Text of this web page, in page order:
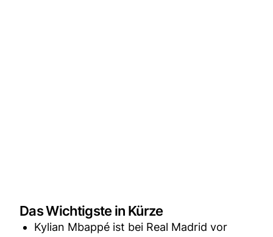
Das Wichtigste in Kürze
Kylian Mbappé ist bei Real Madrid vor